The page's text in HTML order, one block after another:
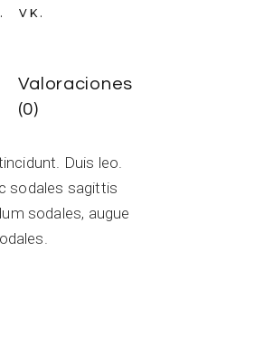
VK
Valoraciones
(0)
Duis leo.
sodales sagittis
sodales, augue